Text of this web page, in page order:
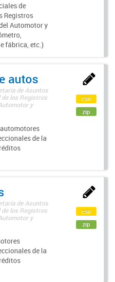
de
Registros
Automotor y
fábrica, etc.)
autos
de Asuntos
los Registros
y
de la
csv
zip
de Asuntos
los Registros
y
de la
csv
zip